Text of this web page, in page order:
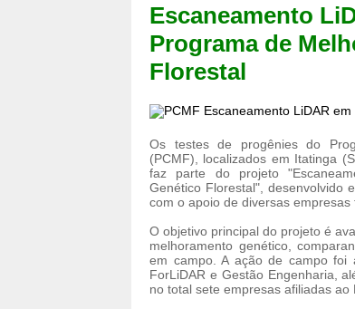
Escaneamento
Programa de
Florestal
Os testes de progênies do
(PCMF), localizados em Itatinga
faz parte do projeto
Genético Florestal", desenvolvido
com o apoio de diversas empresas
O objetivo principal do projeto é
melhoramento genético,
em campo. A ação de campo foi
ForLiDAR e Gestão Engenharia,
no total sete empresas afiliadas ao